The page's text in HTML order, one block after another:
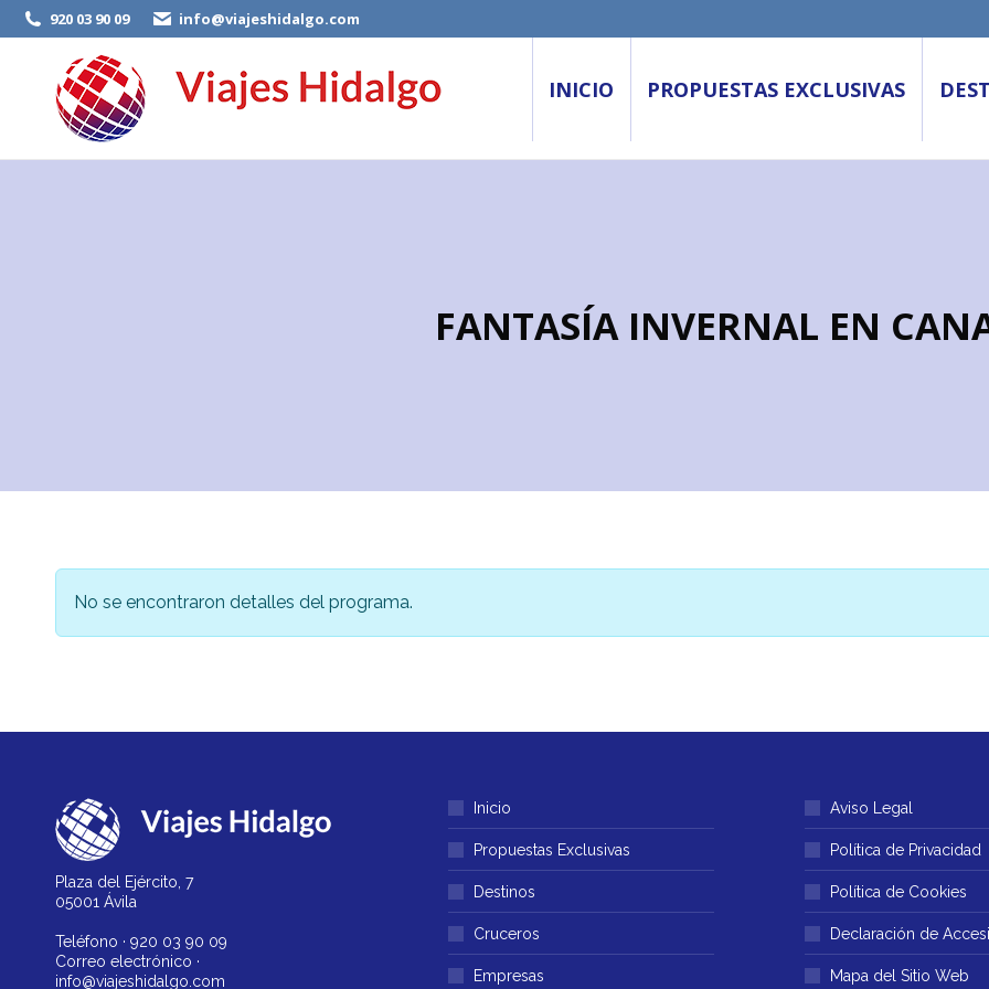
920 03 90 09 info@viajeshidalgo.com
INICIO PROPUESTAS EXCLUSIVAS
FANTASÍA INVERNAL EN
No se encontraron detalles del programa.
Plaza del Ejército, 7
05001 Ávila
Teléfono · 920 03 90 09
Correo electrónico ·
info@viajeshidalgo.com
Inicio
Propuestas Exclusivas
Destinos
Cruceros
Empresas
Aviso Legal
Política de Privacidad
Política de Cookies
Declaración de
Mapa del Sitio Web